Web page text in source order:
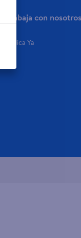
Trabaja con nosotros
Aplica Ya